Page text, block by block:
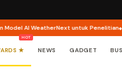
AI WeatherNext untuk Penelitian
★ NEWS GADGET